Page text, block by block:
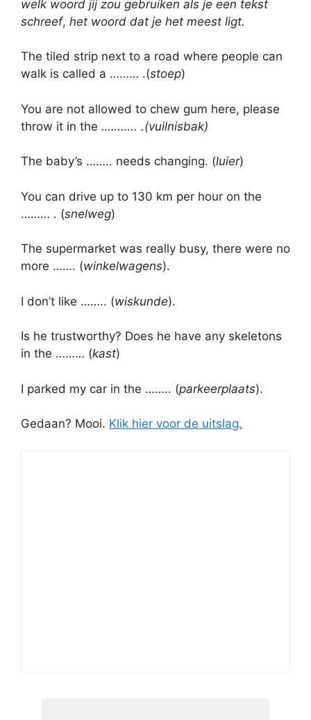
welk woord jij zou gebruiken als je een tekst
schreef, het woord dat je het meest ligt.
The tiled strip next to a road where people can
walk is called a ……… .(stoep)
You are not allowed to chew gum here, please
throw it in the ……….. .(vuilnisbak)
The baby’s …….. needs changing. (luier)
You can drive up to 130 km per hour on the
……… . (snelweg)
The supermarket was really busy, there were no
more ……. (winkelwagens).
I don’t like …….. (wiskunde).
Is he trustworthy? Does he have any skeletons
in the ……… (kast)
I parked my car in the …….. (parkeerplaats).
Gedaan? Mooi. Klik hier voor de uitslag.